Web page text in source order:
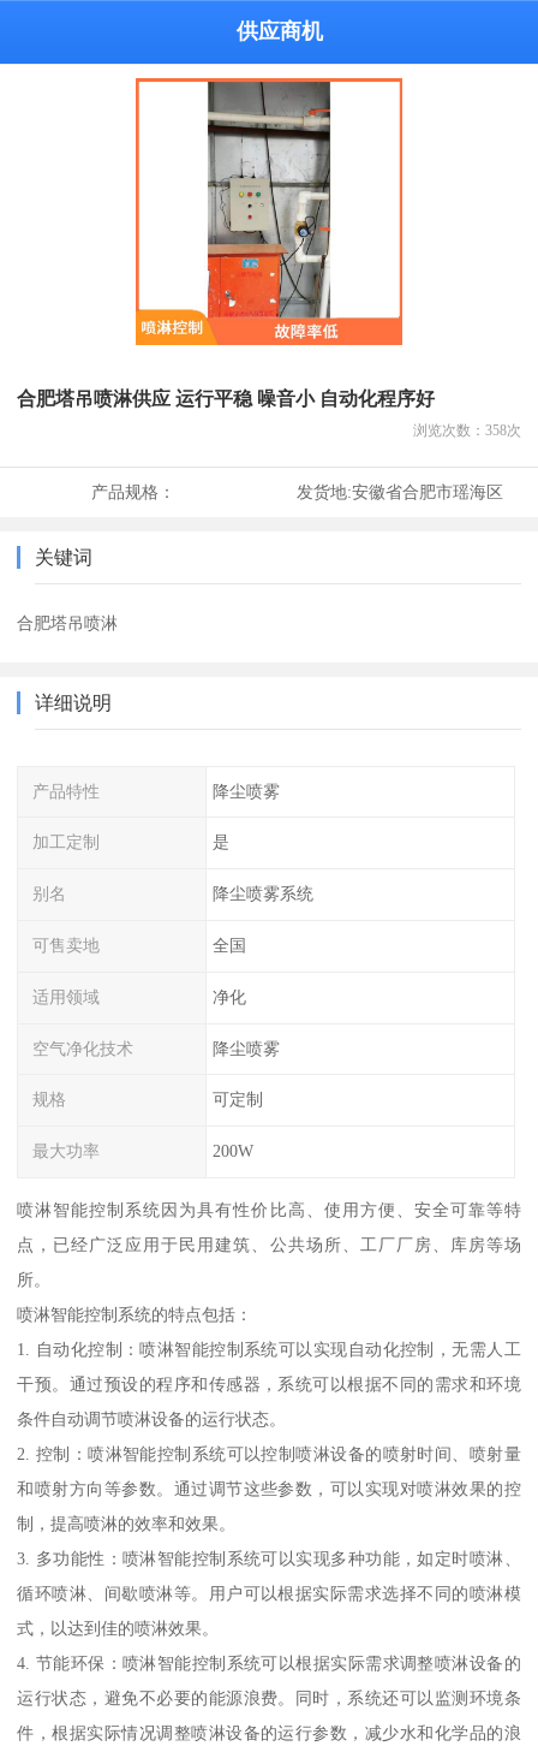
供应商机
合肥塔吊喷淋供应 运行平稳 噪音小 自动化程序好
浏览次数： 358次
产品规格： 发货地:安徽省合肥市瑶海区
关键词
合肥塔吊喷淋
详细说明
产品特性 降尘喷雾
加工定制 是
别名 降尘喷雾系统
可售卖地 全国
适用领域 净化
空气净化技术 降尘喷雾
规格 可定制
最大功率 200W
喷淋智能控制系统因为具有性价比高、使用方便、安全可靠等特
点，已经广泛应用于民用建筑、公共场所、工厂厂房、库房等场
所。
喷淋智能控制系统的特点包括：
1. 自动化控制：喷淋智能控制系统可以实现自动化控制，无需人工
干预。通过预设的程序和传感器，系统可以根据不同的需求和环境
条件自动调节喷淋设备的运行状态。
2. 控制：喷淋智能控制系统可以控制喷淋设备的喷射时间、喷射量
和喷射方向等参数。通过调节这些参数，可以实现对喷淋效果的控
制，提高喷淋的效率和效果。
3. 多功能性：喷淋智能控制系统可以实现多种功能，如定时喷淋、
循环喷淋、间歇喷淋等。用户可以根据实际需求选择不同的喷淋模
式，以达到佳的喷淋效果。
4. 节能环保：喷淋智能控制系统可以根据实际需求调整喷淋设备的
运行状态，避免不必要的能源浪费。同时，系统还可以监测环境条
件，根据实际情况调整喷淋设备的运行参数，减少水和化学品的浪